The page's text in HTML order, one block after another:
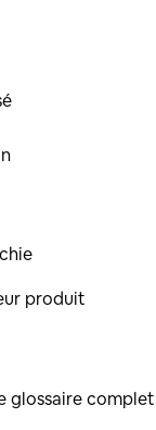
produit
glossaire complet